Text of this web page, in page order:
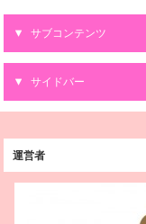
サブコンテンツ
サイドバー
運営者